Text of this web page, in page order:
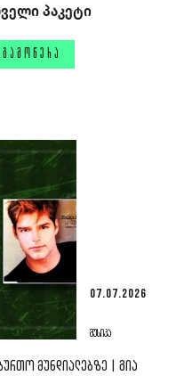
პაკეტი
ᲒᲐᲛᲝᲬᲔᲠᲐ
07.07.2026
ᲛᲣᲡᲘᲙᲐ
ᲛᲣᲜᲓᲘᲐᲚᲔᲑᲖᲔ | ᲒᲘᲐ